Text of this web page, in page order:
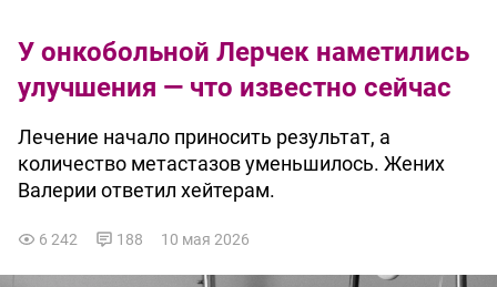
У онкобольной Лерчек наметились
улучшения — что известно сейчас
Лечение начало приносить результат, а
количество метастазов уменьшилось. Жених
Валерии ответил хейтерам.
6 242 188 10 мая 2026